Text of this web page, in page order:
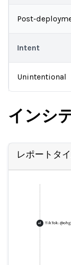
Post-
Intent
Unintentional
インシ
レポートタ
+1 TikTok: